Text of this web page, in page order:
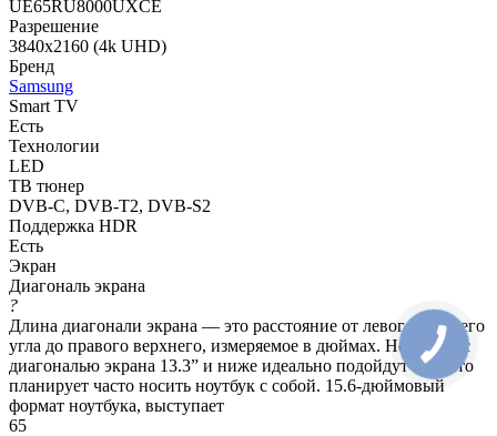
UE65RU8000UXCE
Разрешение
3840x2160 (4k UHD)
Бренд
Samsung
Smart TV
Есть
Технологии
LED
ТВ тюнер
DVB-C, DVB-T2, DVB-S2
Поддержка HDR
Есть
Экран
Диагональ экрана
?
Длина диагонали экрана — это расстояние от левого нижнего
угла до правого верхнего, измеряемое в дюймах. Ноутбуки с
диагональю экрана 13.3” и ниже идеально подойдут тем, кто
планирует часто носить ноутбук с собой. 15.6-дюймовый
формат ноутбука, выступает
65